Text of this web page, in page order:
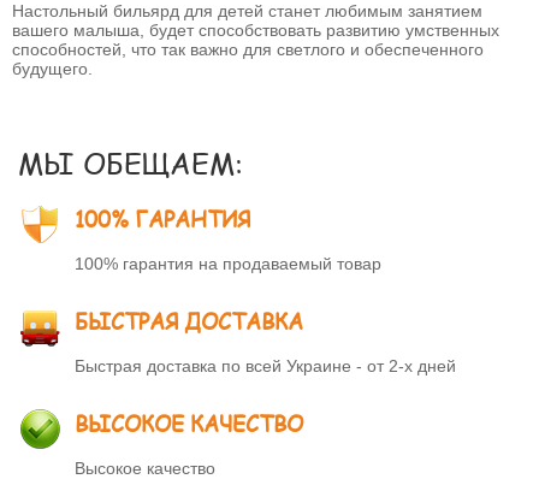
Настольный бильярд для детей станет любимым занятием
вашего малыша, будет способствовать развитию умственных
способностей, что так важно для светлого и обеспеченного
будущего.
МЫ ОБЕЩАЕМ:
100% ГАРАНТИЯ
100% гарантия на продаваемый товар
БЫСТРАЯ ДОСТАВКА
Быстрая доставка по всей Украине - от 2-х дней
ВЫСОКОЕ КАЧЕСТВО
Высокое качество